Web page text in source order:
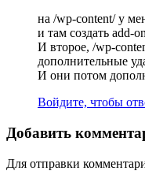
на /wp-content/ у
и там создать add-
И второе, /wp-
дополнительные
И они потом
Войдите, чтобы
Добавить
Для отправки